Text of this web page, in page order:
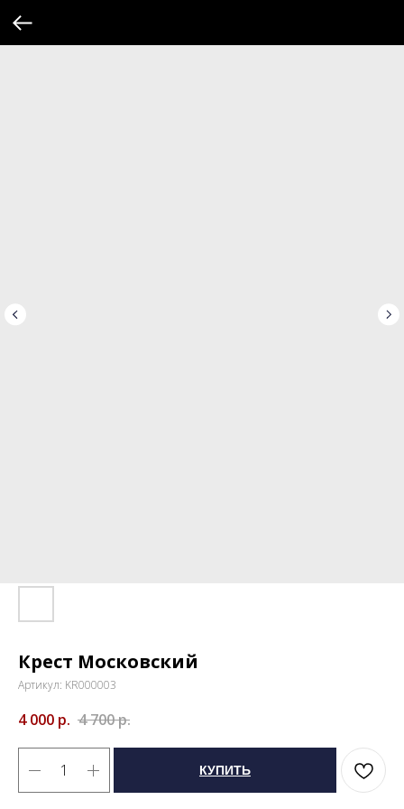
Крест Московский
Артикул: KR000003
4 000 р. 4 700р.
КУПИТЬ